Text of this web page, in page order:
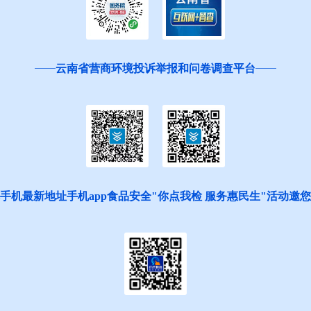
云南省营商环境投诉举报和问卷调查平台
机最新地址手机app食品安全"你点我检 服务惠民生"活动邀